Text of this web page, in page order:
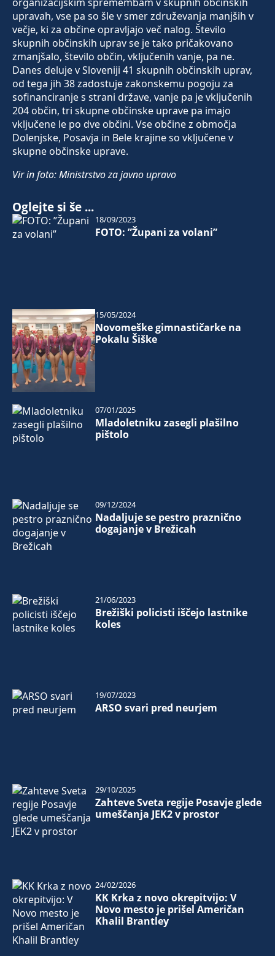
organizacijskim spremembam v skupnih občinskih
upravah, vse pa so šle v smer združevanja manjših v
večje, ki za občine opravljajo več nalog. Število
skupnih občinskih uprav se je tako pričakovano
zmanjšalo, število občin, vključenih vanje, pa ne.
Danes deluje v Sloveniji 41 skupnih občinskih uprav,
od tega jih 38 zadostuje zakonskemu pogoju za
sofinanciranje s strani države, vanje pa je vključenih
204 občin, tri skupne občinske uprave pa imajo
vključene le po dve občini. Vse občine z območja
Dolenjske, Posavja in Bele krajine so vključene v
skupne občinske uprave.
Vir in foto: Ministrstvo za javno upravo
Oglejte si še ...
FOTO: ”Župani za volani”
18/09/2023
Novomeške gimnastičarke na
Pokalu Šiške
15/05/2024
Mladoletniku zasegli plašilno
pištolo
07/01/2025
Nadaljuje se pestro praznično
dogajanje v Brežicah
09/12/2024
Brežiški policisti iščejo lastnike
koles
21/06/2023
ARSO svari pred neurjem
19/07/2023
Zahteve Sveta regije Posavje glede
umeščanja JEK2 v prostor
29/10/2025
KK Krka z novo okrepitvijo: V
Novo mesto je prišel Američan
Khalil Brantley
24/02/2026